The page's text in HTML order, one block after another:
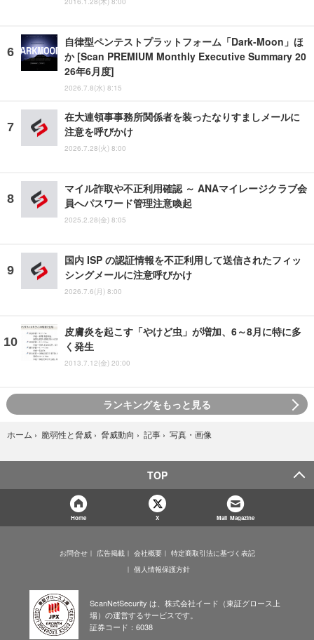
自律型ペンテストプラットフォーム「Dark-Moon」ほ
か [Scan PREMIUM Monthly Executive Summary 20
26年6月度]
2026.7.8(水) 8:15
在大連領事事務所関係者を装ったなりすましメールに
注意を呼びかけ
2026.7.28(火) 8:00
マイル詐取や不正利用確認 ～ ANAマイレージクラブ会
員へパスワード管理注意喚起
2025.2.28(金) 8:05
国内 ISP の認証情報を不正利用して送信されたフィッ
シングメールに注意呼びかけ
2026.7.6(月) 8:00
皮膚炎を起こす「やけど虫」が増加、6～8月に特に多
く発生
2013.7.12(金) 20:00
ランキングをもっと見る
ホーム › 脆弱性と脅威 › 脅威動向 › 記事 › 写真・画像
TOP
Home X Mail Magazine
お問合せ 広告掲載 会社概要
特定商取引法に基づく表記
個人情報保護方針
ScanNetSecurity は、株式会社イード（東証グロース上
場）の運営するサービスです。
証券コード：6038